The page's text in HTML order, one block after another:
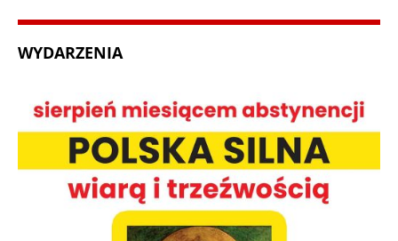
WYDARZENIA